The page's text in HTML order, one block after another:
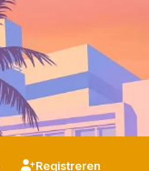
Registreren